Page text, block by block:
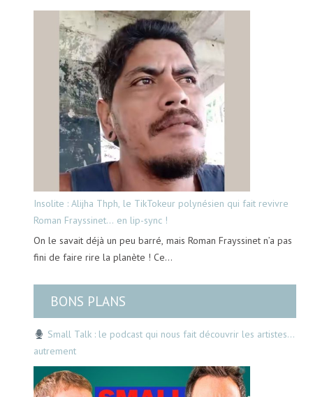
Insolite : Alijha Thph, le TikTokeur polynésien qui fait revivre
Roman Frayssinet… en lip-sync !
On le savait déjà un peu barré, mais Roman Frayssinet n’a pas
fini de faire rire la planète ! Ce…
BONS PLANS
Small Talk : le podcast qui nous fait découvrir les artistes…
autrement